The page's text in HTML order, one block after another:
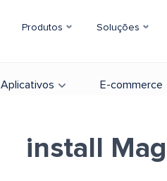
Produtos Soluções
Aplicativos E-commerce
install